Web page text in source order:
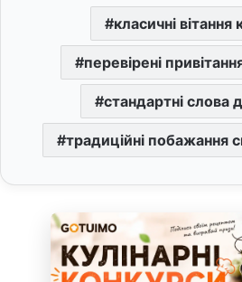
класичні вітання
перевірені
стандартні слова
традиційні побажання